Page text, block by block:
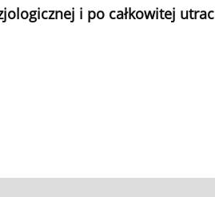
i po całkowitej